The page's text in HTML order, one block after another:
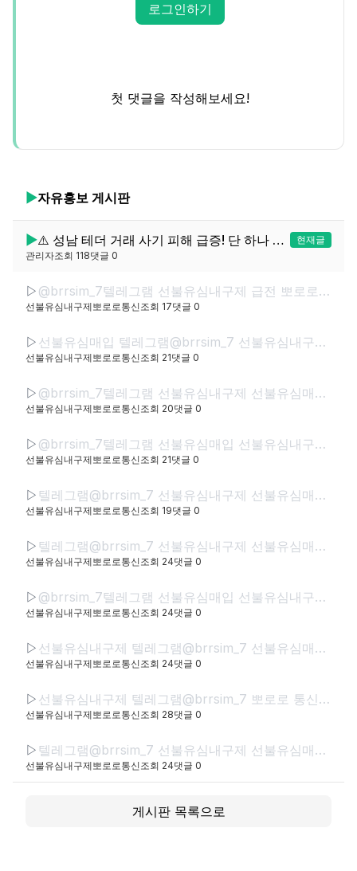
로그인하기
첫 댓글을 작성해보세요!
▶자유홍보 게시판
▶ ⚠️ 성남 테더 거래 사기 피해 급증! 단 하나 안전 업체는?
현재글
관리자조회 118댓글 0
▷ @brrsim_7텔레그램 선불유심내구제 급전 뽀로로통신 선불유심매입 선불유심현금화하는업체 선불유심구매 간편무서류소액급전
선불유심내구제뽀로로통신조회 17댓글 0
▷ 선불유심매입 텔레그램@brrsim_7 선불유심내구제 뽀로로통신 바로소액내구제급전 선불유심구매 급전 선불유심매입 바로소액급전 무서류무방문급전
선불유심내구제뽀로로통신조회 21댓글 0
▷ @brrsim_7텔레그램 선불유심내구제 선불유심매입 선불폰내구제 뽀로로통신 급전 선불유심현금화하는업체 선불유심구매 무직신불자소액급전
선불유심내구제뽀로로통신조회 20댓글 0
▷ @brrsim_7텔레그램 선불유심매입 선불유심내구제 뽀로로통신 선불유심현금화하는업체 프리랜서소액급전 선불폰유심매입합니다 급전 선불유심구매 바로정산
선불유심내구제뽀로로통신조회 21댓글 0
▷ 텔레그램@brrsim_7 선불유심내구제 선불유심매입 뽀로로통신 급전 정부정책자금생활안정생계급전지원금 선불유심구매 연체자바로소액급전
선불유심내구제뽀로로통신조회 19댓글 0
▷ 텔레그램@brrsim_7 선불유심내구제 선불유심매입 뽀로로통신 직장인바로소액급전 선불유심구매 급전 연체자바로소액급전 근로복지공단긴급생계비
선불유심내구제뽀로로통신조회 24댓글 0
▷ @brrsim_7텔레그램 선불유심매입 선불유심내구제 뽀로로통신 선불유심현금화하는업체 프리랜서소액급전 선불폰유심매입합니다 급전 선불유심구매 바로정산
선불유심내구제뽀로로통신조회 24댓글 0
▷ 선불유심내구제 텔레그램@brrsim_7 선불유심매입 뽀로로통신 급전 모바일급전 저신용자비상금소액 유심칩매입문의 선불유심구매
선불유심내구제뽀로로통신조회 24댓글 0
▷ 선불유심내구제 텔레그램@brrsim_7 뽀로로 통신 선불유심매입 급전 신뢰와 정직으로 함께하는 금융 파트너,뽀로로 통신 정식등록된 선불유심내구제 선불유심구매 정식업체로서 고객 여
선불유심내구제뽀로로통신조회 28댓글 0
▷ 텔레그램@brrsim_7 선불유심내구제 선불유심매입 뽀로로통신 급전 정부정책자금생활안정생계급전지원금 선불유심구매 연체자바로소액급전
선불유심내구제뽀로로통신조회 24댓글 0
게시판 목록으로